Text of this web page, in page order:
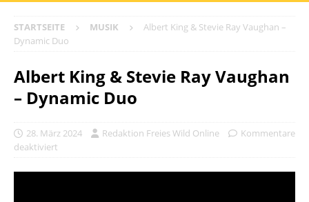
STARTSEITE MUSIK
Albert King & Stevie Ray Vaughan –
Dynamic Duo
Albert King & Stevie Ray Vaughan
– Dynamic Duo
28. März 2024 Redaktion Freies Wild Online
Kommentare
deaktiviert